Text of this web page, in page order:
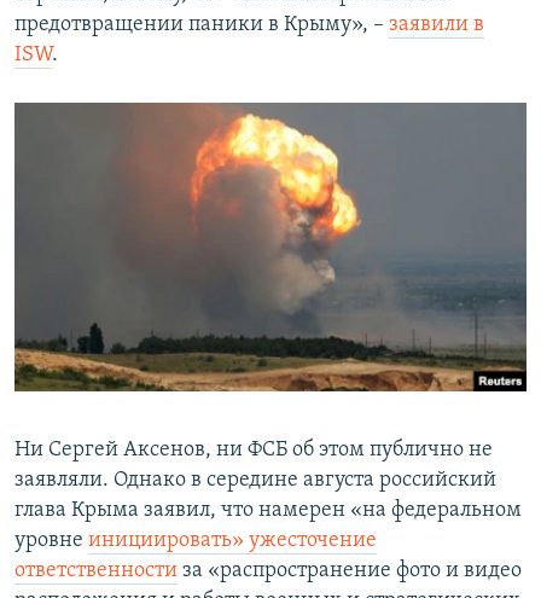
предотвращении паники в Крыму», – заявили в
ISW.
Ни Сергей Аксенов, ни ФСБ об этом публично не
заявляли. Однако в середине августа российский
глава Крыма заявил, что намерен «на федеральном
уровне инициировать» ужесточение
ответственности за «распространение фото и видео